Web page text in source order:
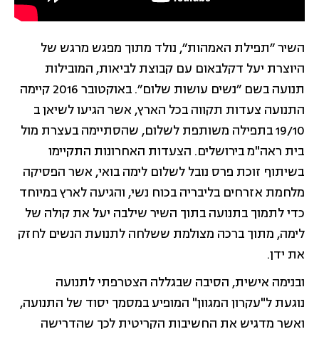
השיר ״תפילת האמהות״, נולד מתוך מפגש מרגש של
היוצרת יעל דקלבאום עם קבוצת לביאות, המובילות
תנועה בשם ״נשים עושות שלום״. באוקטובר 2016 קיימה
התנועה צעדות תקווה בכל הארץ, אשר הגיעו לשיאן ב
19/10 בתפילה משותפת לשלום, שהסתיימה בעצרת מול
בית ראה"מ בירושלים. הצעדות האחרונות התקיימו
בשיתוף זוכת פרס נובל לשלום לימה בואי, אשר הפסיקה
מלחמת אזרחים בליבריה בכוח נשי, והגיעה לארץ במיוחד
כדי לתמוך בתנועה בתוך השיר שילבה יעל את קולה של
לימה, מתוך ברכה מצולמת ששלחה לתנועת הנשים לחזק
את ידן.
ובנימה אישית, הסיבה שבגללה הצטרפתי לתנועה
נוגעת ל"עקרון המגוון" המופיע במסמך יסוד של התנועה,
ואשר מדגיש את החשיבות הקריטית לכך שהדרישה